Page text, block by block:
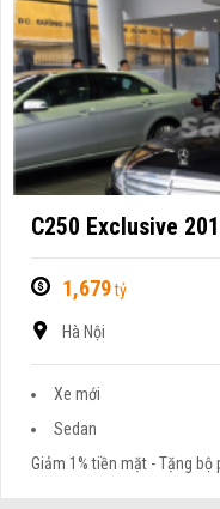
C250 Exclusive
1,679tỷ
Hà Nội
Xe mới
Sedan
Giảm 1% tiền mặt - Tặng